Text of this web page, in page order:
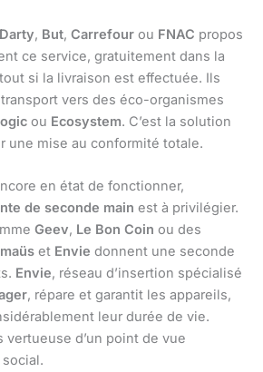
Darty, But, Carrefour ou FNAC propos
ce service, gratuitement dans la
si la livraison est effectuée. Ils
vers des éco-organismes
ou Ecosystem. C’est la solution
une mise au conformité totale.
en état de fonctionner,
de seconde main est à privilégier.
Geev, Le Bon Coin ou des
et Envie donnent une seconde
Envie, réseau d’insertion spécialisé
, répare et garantit les appareils,
leur durée de vie.
vertueuse d’un point de vue